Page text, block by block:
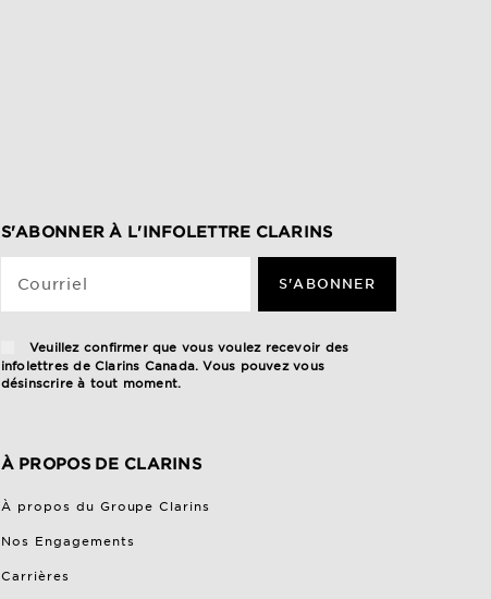
S'ABONNER À L'INFOLETTRE CLARINS
Courriel S'ABONNER
Veuillez confirmer que vous voulez recevoir des
infolettres de Clarins Canada. Vous pouvez vous
désinscrire à tout moment.
À PROPOS DE CLARINS
À propos du Groupe Clarins
Nos Engagements
Carrières